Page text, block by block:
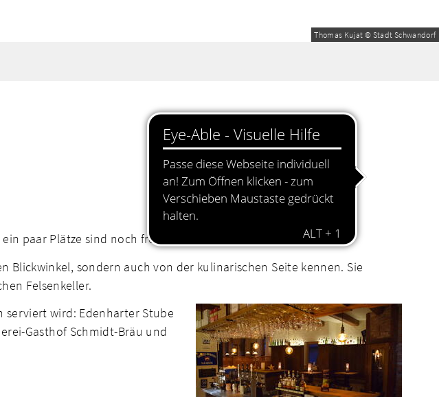
Thomas Kujat © Stadt Schwandorf
paar Plätze sind noch frei.
sondern auch von der kulinarischen Seite kennen. Sie
Felsenkeller.
serviert wird: Edenharter Stube
Gasthof Schmidt-Bräu und